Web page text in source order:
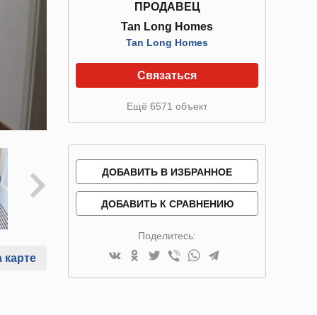
карте
ПРОДАВЕЦ
Tan Long Homes
Tan Long Homes
Связаться
Ещё 6571 объект
ДОБАВИТЬ В ИЗБРАННОЕ
ДОБАВИТЬ К СРАВНЕНИЮ
Поделитесь: